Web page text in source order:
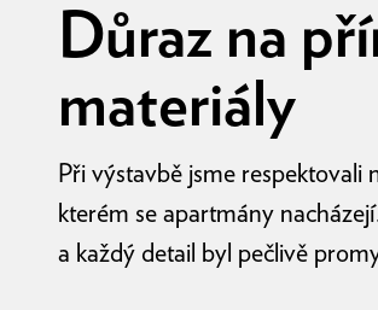
Důraz na
materiály
Při výstavbě jsme respektovali
kterém se apartmány
a každý detail byl pečlivě